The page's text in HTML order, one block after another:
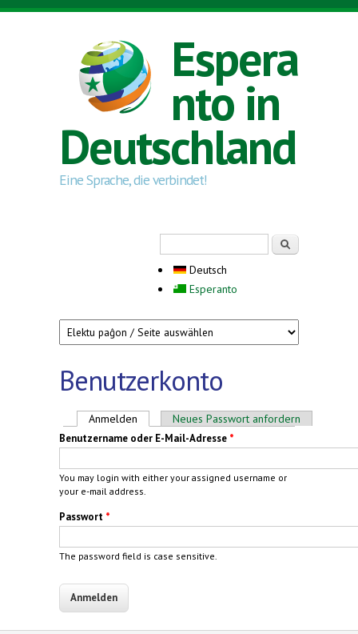
Direkt zum Inhalt
Espera
nto in
Deutschland
Eine Sprache, die verbindet!
Deutsch
Esperanto
Benutzerkonto
Haupt-Reiter
Anmelden (aktiver Reiter)
Neues Passwort anfordern
Benutzername oder E-Mail-Adresse *
You may login with either your assigned username or
your e-mail address.
Passwort *
The password field is case sensitive.